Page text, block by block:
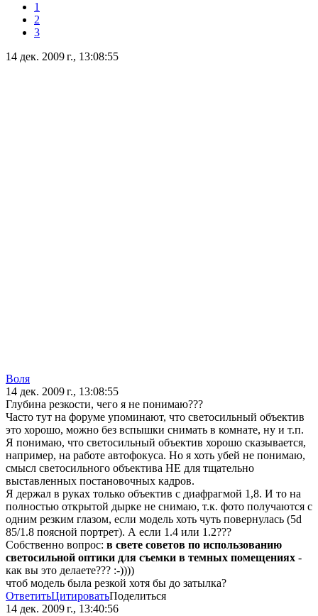
1
2
3
14 дек. 2009 г., 13:08:55
Воля
14 дек. 2009 г., 13:08:55
Глубина резкости, чего я не понимаю???
Часто тут на форуме упоминают, что светосильный объектив
это хорошо, можно без вспышки снимать в комнате, ну и т.п.
Я понимаю, что светосильный объектив хорошо сказывается,
например, на работе автофокуса. Но я хоть убей не понимаю,
смысл светосильного объектива НЕ для тщательно
выставленных постановочных кадров.
Я держал в руках только объектив с диафрагмой 1,8. И то на
полностью открытой дырке не снимаю, т.к. фото получаются с
одним резким глазом, если модель хоть чуть повернулась (5d
85/1.8 поясной портрет). А если 1.4 или 1.2???
Собственно вопрос: в свете советов по использованию
светосильной оптики для съемки в темных помещениях -
как вы это делаете??? :-))))
чтоб модель была резкой хотя бы до затылка?
ОтветитьЦитироватьПоделиться
14 дек. 2009 г., 13:40:56